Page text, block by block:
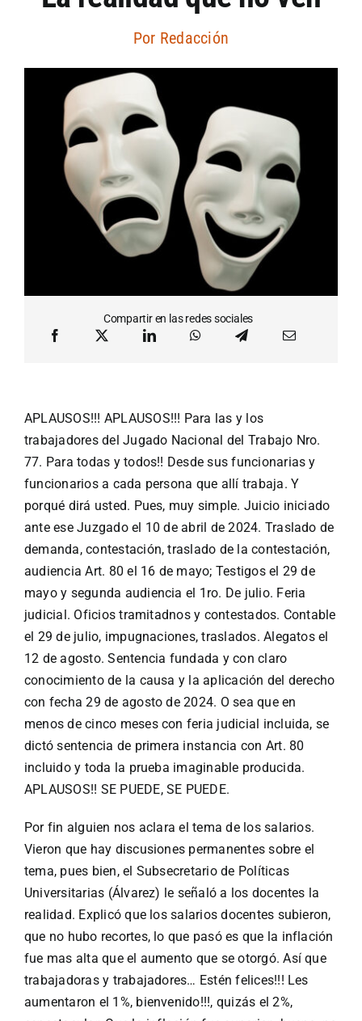
Artículos por autor
Artículos por sección
Por Redacción
Compartir en las redes sociales
APLAUSOS!!! APLAUSOS!!! Para las y los
trabajadores del Jugado Nacional del Trabajo Nro.
77. Para todas y todos!! Desde sus funcionarias y
funcionarios a cada persona que allí trabaja. Y
porqué dirá usted. Pues, muy simple. Juicio iniciado
ante ese Juzgado el 10 de abril de 2024. Traslado de
demanda, contestación, traslado de la contestación,
audiencia Art. 80 el 16 de mayo; Testigos el 29 de
mayo y segunda audiencia el 1ro. De julio. Feria
judicial. Oficios tramitadnos y contestados. Contable
el 29 de julio, impugnaciones, traslados. Alegatos el
12 de agosto. Sentencia fundada y con claro
conocimiento de la causa y la aplicación del derecho
con fecha 29 de agosto de 2024. O sea que en
menos de cinco meses con feria judicial incluida, se
dictó sentencia de primera instancia con Art. 80
incluido y toda la prueba imaginable producida.
APLAUSOS!! SE PUEDE, SE PUEDE.
Por fin alguien nos aclara el tema de los salarios.
Vieron que hay discusiones permanentes sobre el
tema, pues bien, el Subsecretario de Políticas
Universitarias (Álvarez) le señaló a los docentes la
realidad. Explicó que los salarios docentes subieron,
que no hubo recortes, lo que pasó es que la inflación
fue mas alta que el aumento que se otorgó. Así que
trabajadoras y trabajadores… Estén felices!!! Les
aumentaron el 1%, bienvenido!!!, quizás el 2%,